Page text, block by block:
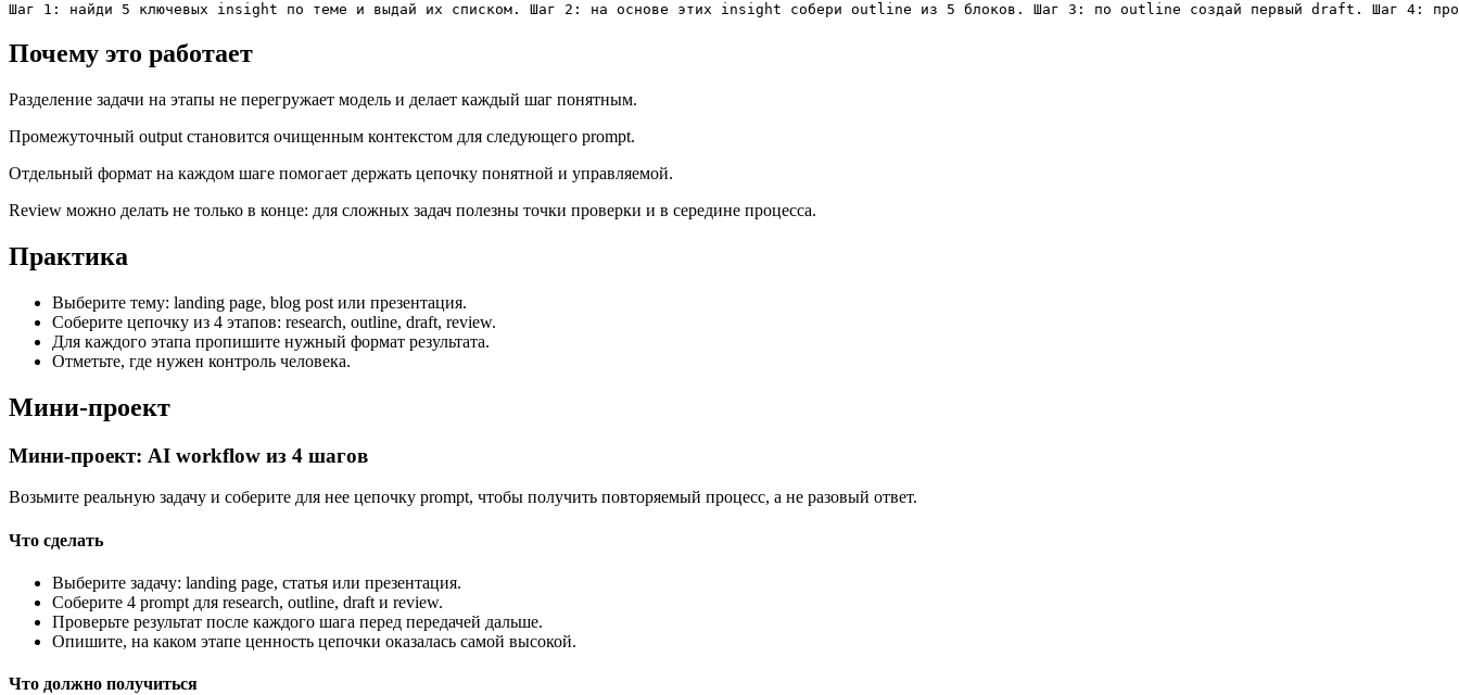
Шаг 1: найди 5 ключевых insight по теме и выдай их списком. Шаг 2: на основе этих insight собери outline из 5 блоков. Шаг 3: по outline создай первый draft. Шаг 4:
Почему это работает
Разделение задачи на этапы не перегружает модель и делает каждый шаг понятным.
Промежуточный output становится очищенным контекстом для следующего prompt.
Отдельный формат на каждом шаге помогает держать цепочку понятной и управляемой.
Review можно делать не только в конце: для сложных задач полезны точки проверки и в середине процесса.
Практика
Выберите тему: landing page, blog post или презентация.
Соберите цепочку из 4 этапов: research, outline, draft, review.
Для каждого этапа пропишите нужный формат результата.
Отметьте, где нужен контроль человека.
Мини-проект
Мини-проект: AI workflow из 4 шагов
Возьмите реальную задачу и соберите для нее цепочку prompt, чтобы получить повторяемый процесс, а не разовый ответ.
Что сделать
Выберите задачу: landing page, статья или презентация.
Соберите 4 prompt для research, outline, draft и review.
Проверьте результат после каждого шага перед передачей дальше.
Опишите, на каком этапе ценность цепочки оказалась самой высокой.
Что должно получиться